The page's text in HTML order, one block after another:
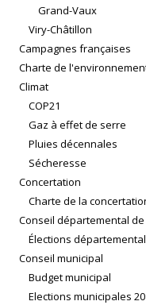
Grand-Vaux
Viry-Châtillon
Campagnes françaises
Charte de
Climat
COP21
Gaz à effet de serre
Pluies décennales
Sécheresse
Concertation
Charte de la
Conseil départemental
Élections
Conseil municipal
Budget municipal
Elections municipales